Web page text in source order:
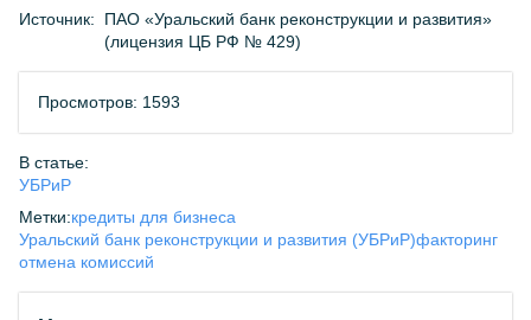
Источник:
ПАО «Уральский банк реконструкции и развития»
(лицензия ЦБ РФ № 429)
Просмотров: 1593
В статье:
УБРиР
Метки:кредиты для бизнеса
Уральский банк реконструкции и развития (УБРиР)факторинг
отмена комиссий